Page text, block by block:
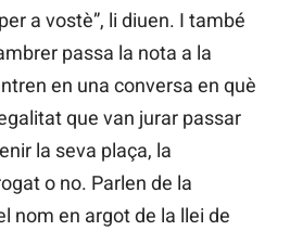
a vostè”, li diuen. I també
passa la nota a la
en una conversa en què
que van jurar passar
la seva plaça, la
o no. Parlen de la
nom en argot de la llei de